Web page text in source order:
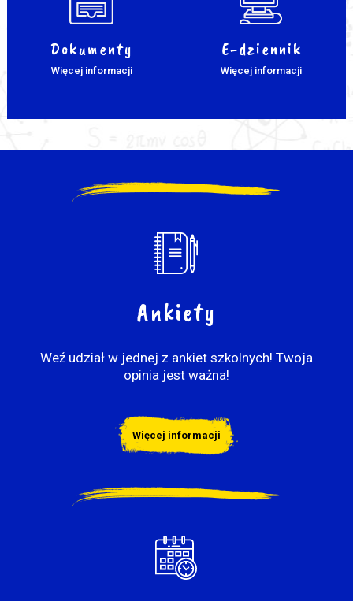
Dokumenty
Więcej informacji
E-dziennik
Więcej informacji
Ankiety
Weź udział w jednej z ankiet szkolnych! Twoja
opinia jest ważna!
Więcej informacji